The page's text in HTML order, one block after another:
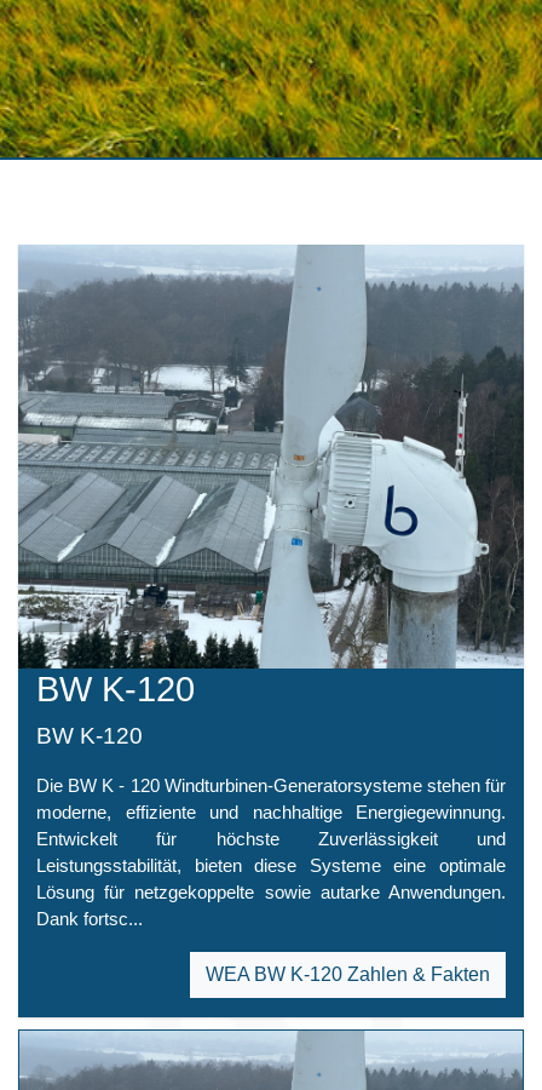
BW K-120
BW K-120
Die BW K - 120 Windturbinen-Generatorsysteme stehen für
moderne, effiziente und nachhaltige Energiegewinnung.
Entwickelt für höchste Zuverlässigkeit und
Leistungsstabilität, bieten diese Systeme eine optimale
Lösung für netzgekoppelte sowie autarke Anwendungen.
Dank fortsc...
WEA BW K-120 Zahlen & Fakten